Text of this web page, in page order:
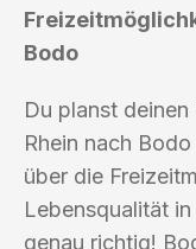
Bodo
Du planst
Rhein nach
über die
Lebensqualität
genau richtig!